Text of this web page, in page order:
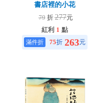
書店裡的小花
79 折277元
紅利 1 點
75折 263元